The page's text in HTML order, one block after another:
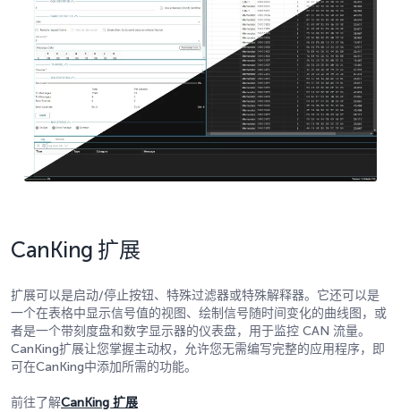
CanKing 扩展
扩展可以是启动/停止按钮、特殊过滤器或特殊解释器。它还可以是
一个在表格中显示信号值的视图、绘制信号随时间变化的曲线图，或
者是一个带刻度盘和数字显示器的仪表盘，用于监控 CAN 流量。
CanKing扩展让您掌握主动权，允许您无需编写完整的应用程序，即
可在CanKing中添加所需的功能。
前往了解CanKing 扩展